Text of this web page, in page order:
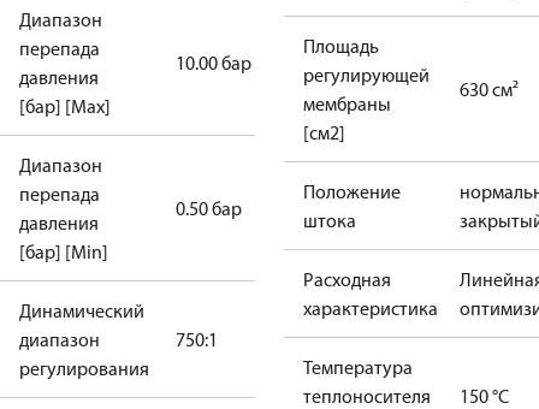
Диапазон
перепада
давления
[бар] [Max]
10.00 бар
Диапазон
перепада
давления
[бар] [Min]
0.50 бар
Динамический
диапазон
регулирования
750:1
Площадь
регулирующей
мембраны
[см2]
630 см²
Положение
штока
Расходная
характеристика
Температура
теплоносителя
150 °C